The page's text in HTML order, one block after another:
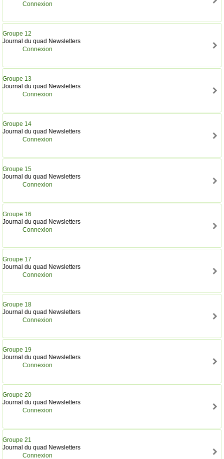
Connexion
Groupe 12
Journal du quad Newsletters
Connexion
Groupe 13
Journal du quad Newsletters
Connexion
Groupe 14
Journal du quad Newsletters
Connexion
Groupe 15
Journal du quad Newsletters
Connexion
Groupe 16
Journal du quad Newsletters
Connexion
Groupe 17
Journal du quad Newsletters
Connexion
Groupe 18
Journal du quad Newsletters
Connexion
Groupe 19
Journal du quad Newsletters
Connexion
Groupe 20
Journal du quad Newsletters
Connexion
Groupe 21
Journal du quad Newsletters
Connexion